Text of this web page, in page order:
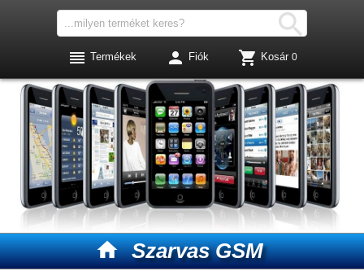
 Szarvas GSM

 Termékek  Fiók  Kosár 0